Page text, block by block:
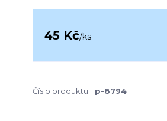
45 Kč/ks
Číslo produktu: p-8794